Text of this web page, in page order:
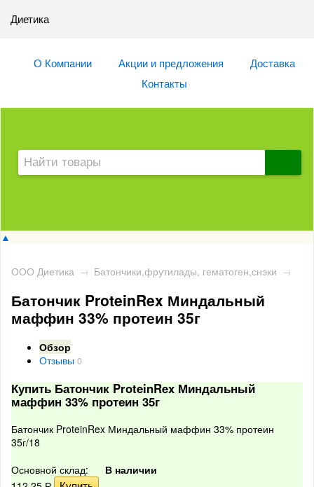
Диетика
О Компании Акции и предложения
Доставка
Контакты
▲
ООО Диетика → Батончики,фрутилады, гематоген,снэки →
Батончик ProteinRex Миндальный
маффин 33% протеин 35г
Обзор
Отзывы 0
Купить Батончик ProteinRex Миндальный
маффин 33% протеин 35г
Батончик ProteinRex Миндальный маффин 33% протеин
35г/18
Основной склад:
В наличии